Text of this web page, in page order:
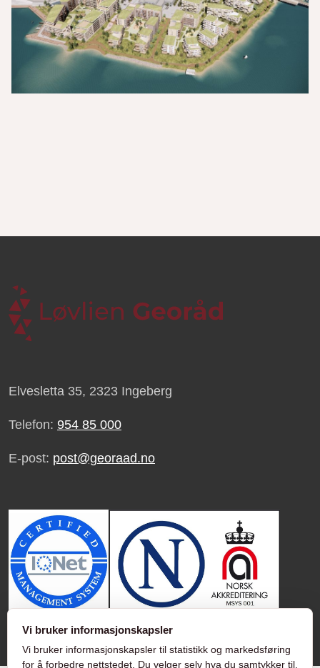
Vi bruker informasjonskapsler
Vi bruker informasjonskapsler til statistikk og markedsføring
for å forbedre nettstedet. Du velger selv hva du samtykker til.
Elvesletta 35, 2323 Ingeberg
Telefon: 954 85 000
E-post: post@georaad.no